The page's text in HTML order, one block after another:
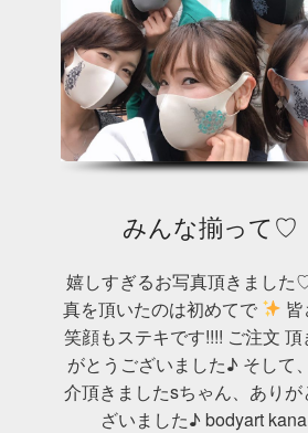
みんな揃って♡
嬉しすぎるお写真頂きました
真を頂いたのは初めてで
笑顔もステキです!!!! ご注文 頂
がとうございました♪ そして
介頂きましたsちゃん、ありが
ざいました♪ bodyart